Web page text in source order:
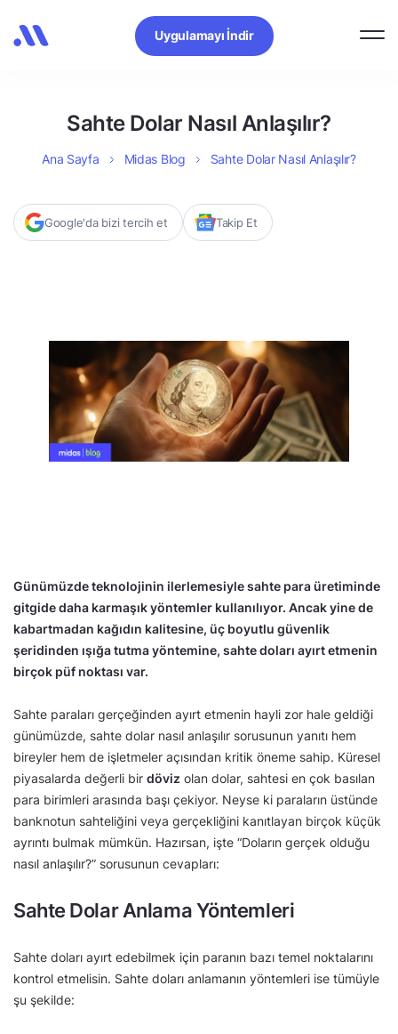
Uygulamayı İndir
Sahte Dolar Nasıl Anlaşılır?
Ana Sayfa Midas Blog Sahte Dolar Nasıl Anlaşılır?
Google'da bizi tercih et Takip Et
Günümüzde teknolojinin ilerlemesiyle sahte para üretiminde
gitgide daha karmaşık yöntemler kullanılıyor. Ancak yine de
kabartmadan kağıdın kalitesine, üç boyutlu güvenlik
şeridinden ışığa tutma yöntemine, sahte doları ayırt etmenin
birçok püf noktası var.
Sahte paraları gerçeğinden ayırt etmenin hayli zor hale geldiği
günümüzde, sahte dolar nasıl anlaşılır sorusunun yanıtı hem
bireyler hem de işletmeler açısından kritik öneme sahip. Küresel
piyasalarda değerli bir döviz olan dolar, sahtesi en çok basılan
para birimleri arasında başı çekiyor. Neyse ki paraların üstünde
banknotun sahteliğini veya gerçekliğini kanıtlayan birçok küçük
ayrıntı bulmak mümkün. Hazırsan, işte “Doların gerçek olduğu
nasıl anlaşılır?” sorusunun cevapları:
Sahte Dolar Anlama Yöntemleri
Sahte doları ayırt edebilmek için paranın bazı temel noktalarını
kontrol etmelisin. Sahte doları anlamanın yöntemleri ise tümüyle
şu şekilde: